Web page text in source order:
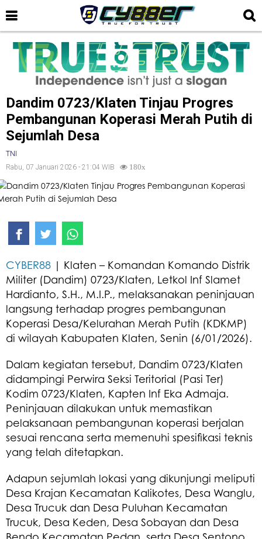
Dandim 0723/Klaten Tinjau Progres
Pembangunan Koperasi Merah Putih di
Sejumlah Desa
TNI
Rabu, 07 Januari 2026 - 21:04 WIB
180x
CYBER88 | Klaten – Komandan Komando Distrik
Militer (Dandim) 0723/Klaten, Letkol Inf Slamet
Hardianto, S.H., M.I.P., melaksanakan peninjauan
langsung terhadap progres pembangunan
Koperasi Desa/Kelurahan Merah Putih (KDKMP)
di wilayah Kabupaten Klaten, Senin (6/01/2026).
Dalam kegiatan tersebut, Dandim 0723/Klaten
didampingi Perwira Seksi Teritorial (Pasi Ter)
Kodim 0723/Klaten, Kapten Inf Eka Admaja.
Peninjauan dilakukan untuk memastikan
pelaksanaan pembangunan koperasi berjalan
sesuai rencana serta memenuhi spesifikasi teknis
yang telah ditetapkan.
Adapun sejumlah lokasi yang dikunjungi meliputi
Desa Krajan Kecamatan Kalikotes, Desa Wanglu,
Desa Trucuk dan Desa Puluhan Kecamatan
Trucuk, Desa Keden, Desa Sobayan dan Desa